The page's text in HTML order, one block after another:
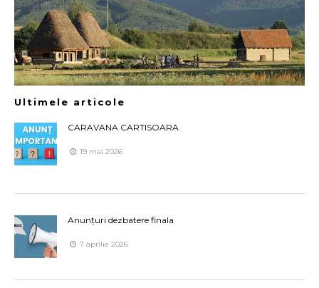
Ultimele articole
CARAVANA CARTISOARA
19 mai 2026
Anunțuri dezbatere finala
7 aprilie 2026